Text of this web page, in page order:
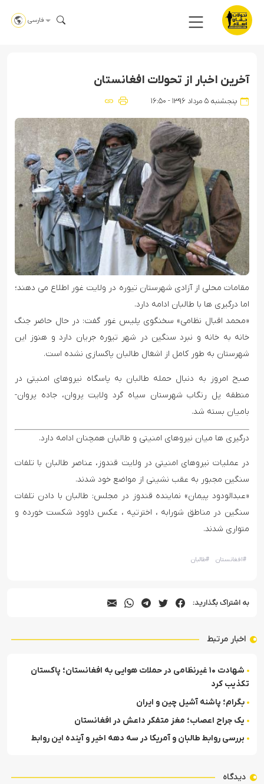
فارسی
آخرین اخبار از تحولات افغانستان
پنجشنبه ۵ مرداد ۱۳۹۶ - ۱۶:۵۰
مقامات محلی از آزادی شهرستان تیوره در ولایت غور اطلاع می دهند؛
اما درگیری ها با طالبان ادامه دارد.
«محمد اقبال نظامی» سخنگوی پلیس غور گفت: در حال حاضر جنگ
خانه به خانه و نبرد سنگین در شهر تیوره جریان دارد و هنوز این
شهرستان به طور کامل از اشغال طالبان پاکسازی نشده است.
صبح امروز به دنبال حمله طالبان به پاسگاه نیروهای امنیتی در
منطقه پل رنگاب شهرستان سیاه گرد ولایت پروان، جاده پروان-
بامیان بسته شد.
درگیری ها میان نیروهای امنیتی و طالبان همچنان ادامه دارد.
در عملیات نیروهای امنیتی در ولایت قندوز، عناصر طالبان با تلفات
سنگین مجبور به عقب نشینی از مواضع خود شدند.
«عبدالودود پیمان» نماینده قندوز در مجلس: طالبان با دادن تلفات
سنگین در مناطق شورابه ، اخترتپه ، عکس داوود شکست خورده و
متواری شدند.
#افغانستان #طالبان
به اشتراک بگذارید:
اخبار مرتبط
شهادت ۱۰ غیرنظامی در حملات هوایی به افغانستان؛ پاکستان
تکذیب کرد
بگرام؛ پاشنه آشیل چین و ایران
یک جراح اعصاب؛ مغز متفکر داعش در افغانستان
بررسی روابط طالبان و آمریکا در سه دهه اخیر و آینده این روابط
دیدگاه